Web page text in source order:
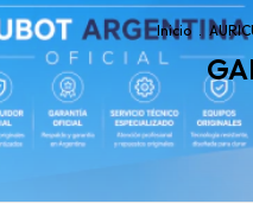
Inicio